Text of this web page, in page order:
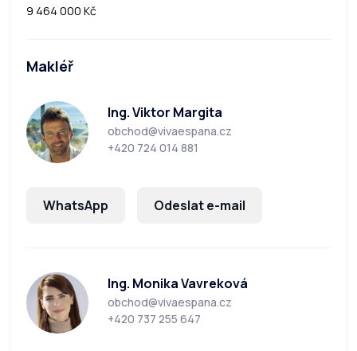
9 464 000 Kč
Makléř
Ing. Viktor Margita
obchod@vivaespana.cz
+420 724 014 881
WhatsApp Odeslat e-mail
Ing. Monika Vavreková
obchod@vivaespana.cz
+420 737 255 647